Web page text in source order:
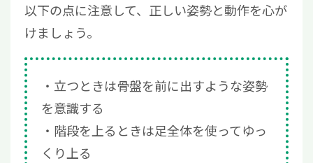
以下の点に注意して、正しい姿勢と動作を心が
けましょう。
立つときは骨盤を前に出すような姿勢
を意識する
階段を上るときは足全体を使ってゆっ
くり上る